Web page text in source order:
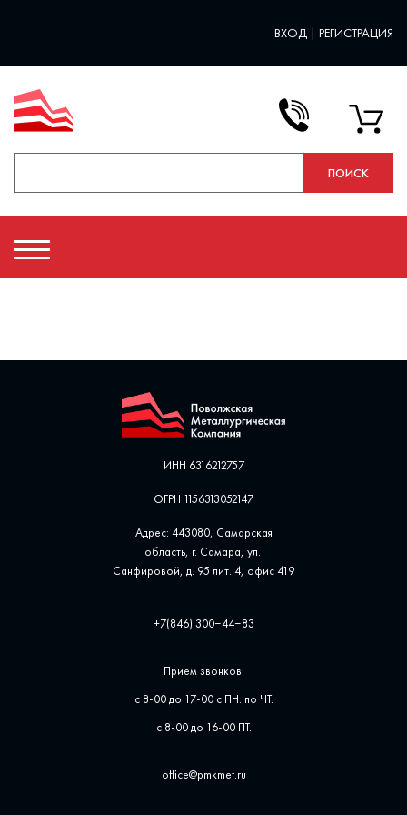
ВХОД | РЕГИСТРАЦИЯ
ИНН 6316212757
ОГРН 1156313052147
Адрес: 443080, Самарская
область, г. Самара, ул. ​
Санфировой, д. 95 лит. 4, офис ​419
+7(846) 300‒44‒83
Прием звонков:
с 8-00 до 17-00 с ПН. по ЧТ.
с 8-00 до 16-00 ПТ.
office@pmkmet.ru